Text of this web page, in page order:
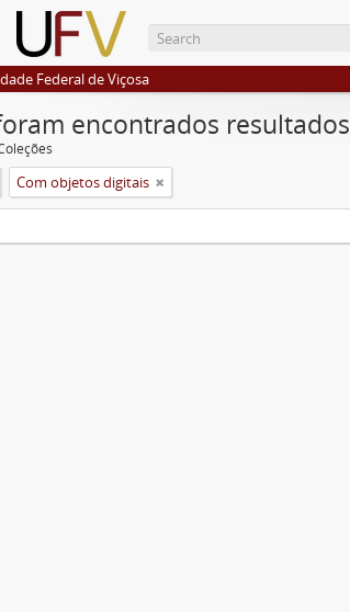
Federal de Viçosa
encontrados resultados
Com objetos digitais